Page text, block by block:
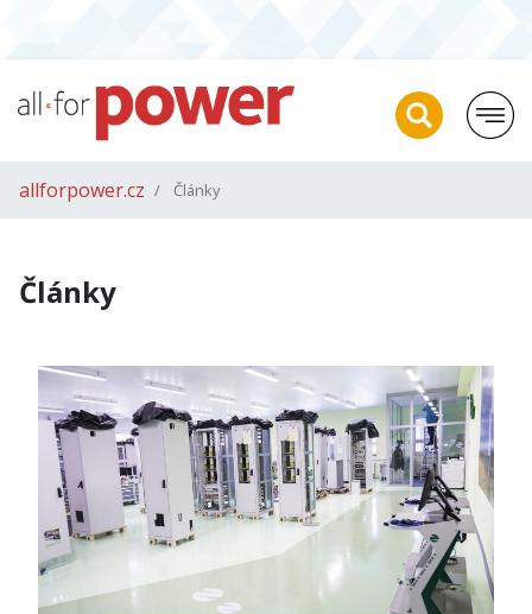
allforpower.cz Články
Články